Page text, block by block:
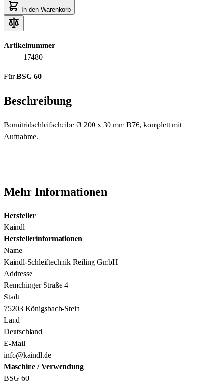
In den Warenkorb
Artikelnummer
17480
FürBSG 60
Beschreibung
Bornitridschleifscheibe Ø 200 x 30 mm B76, komplett mit
Aufnahme.
Mehr Informationen
Hersteller
Kaindl
Herstellerinformationen
Name
Kaindl-Schleiftechnik Reiling GmbH
Addresse
Remchinger Straße 4
Stadt
75203 Königsbach-Stein
Land
Deutschland
E-Mail
info@kaindl.de
Maschine / Verwendung
BSG 60